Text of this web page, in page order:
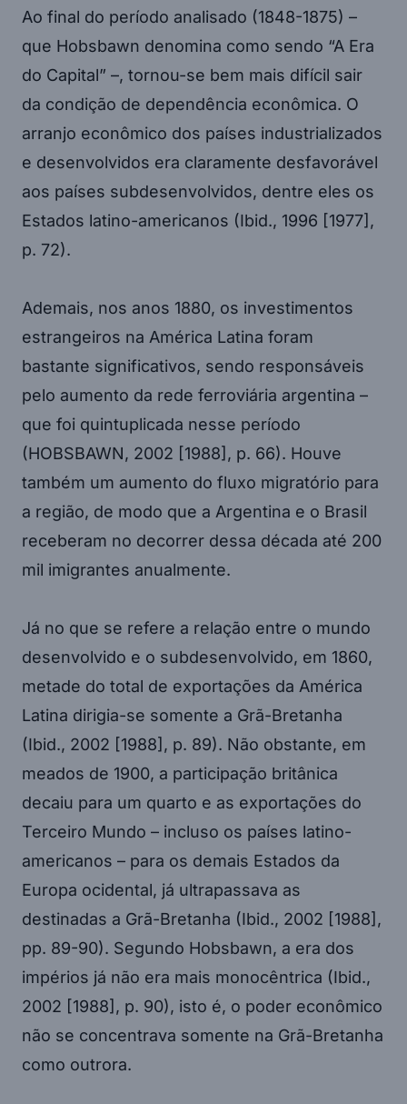
Ao final do período analisado (1848-1875) –
que Hobsbawn denomina como sendo “A Era
do Capital” –, tornou-se bem mais difícil sair
da condição de dependência econômica. O
arranjo econômico dos países industrializados
e desenvolvidos era claramente desfavorável
aos países subdesenvolvidos, dentre eles os
Estados latino-americanos (Ibid., 1996 [1977],
p. 72).
Ademais, nos anos 1880, os investimentos
estrangeiros na América Latina foram
bastante significativos, sendo responsáveis
pelo aumento da rede ferroviária argentina –
que foi quintuplicada nesse período
(HOBSBAWN, 2002 [1988], p. 66). Houve
também um aumento do fluxo migratório para
a região, de modo que a Argentina e o Brasil
receberam no decorrer dessa década até 200
mil imigrantes anualmente.
Já no que se refere a relação entre o mundo
desenvolvido e o subdesenvolvido, em 1860,
metade do total de exportações da América
Latina dirigia-se somente a Grã-Bretanha
(Ibid., 2002 [1988], p. 89). Não obstante, em
meados de 1900, a participação britânica
decaiu para um quarto e as exportações do
Terceiro Mundo – incluso os países latino-
americanos – para os demais Estados da
Europa ocidental, já ultrapassava as
destinadas a Grã-Bretanha (Ibid., 2002 [1988],
pp. 89-90). Segundo Hobsbawn, a era dos
impérios já não era mais monocêntrica (Ibid.,
2002 [1988], p. 90), isto é, o poder econômico
não se concentrava somente na Grã-Bretanha
como outrora.